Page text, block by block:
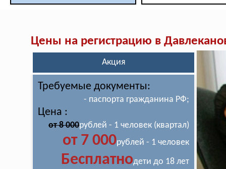
Цены на регистрацию в
Акция
Требуемые документы:
- паспорта гражданина РФ;
Цена :
от 8 000рублей - 1 человек (квартал)
от 7 000рублей - 1 человек
Бесплатнодети до 18 лет